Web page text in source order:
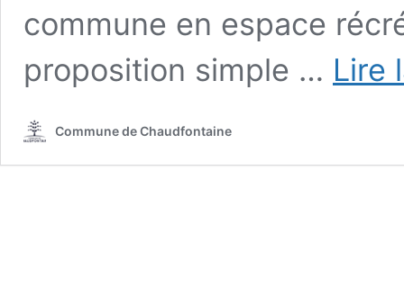
commune en espace
proposition simple … Lire
Commune de Chaudfontaine